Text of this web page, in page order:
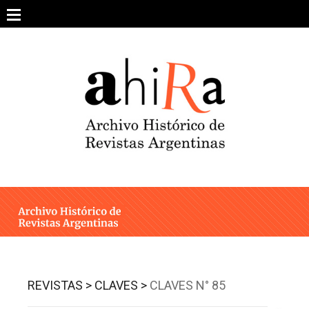
content
ARCHIVO DE REVISTAS
ESTUDIOS CRÍTICOS
INTEGRANTES
REVISTAS > CLAVES > CLAVES N° 85